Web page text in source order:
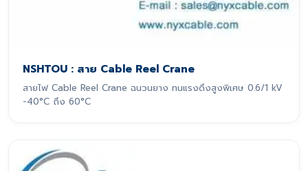
NSHTOU : สาย Cable Reel Crane
สายไฟ Cable Reel Crane ฉนวนยาง ทนแรงดึงสูงพิเศษ 0.6/1 kV
-40°C ถึง 60°C